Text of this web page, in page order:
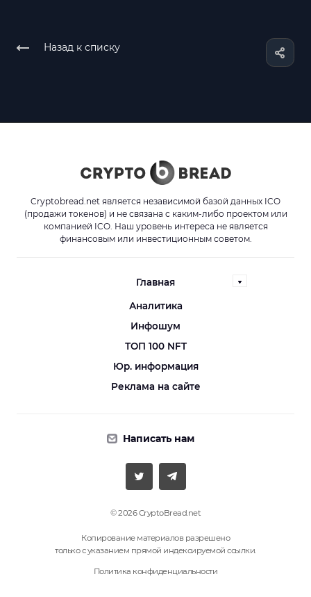
Назад к списку
Cryptobread.net является независимой базой данных ICO
(продажи токенов) и не связана с каким-либо проектом или
компанией ICO. Наш уровень интереса не является
финансовым или инвестиционным советом.
Главная
Аналитика
Инфошум
ТОП 100 NFT
Юр. информация
Реклама на сайте
Написать нам
© 2026 CryptoBread.net
Копирование материалов разрешено
только с указанием прямой индексируемой ссылки.
Политика конфиденциальности